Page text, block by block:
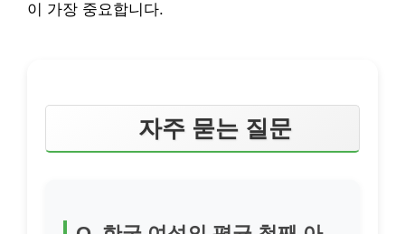
이 가장 중요합니다.
자주 묻는 질문